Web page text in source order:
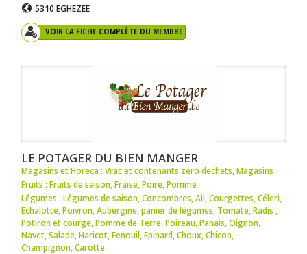
5310 EGHEZEE
VOIR LA FICHE COMPLÈTE DU MEMBRE
LE POTAGER DU BIEN MANGER
Magasins et Horeca : Vrac et contenants zero dechets,Magasins
Fruits : Fruits de saison,Fraise,Poire,Pomme
Légumes : Légumes de saison,Concombres,Ail,Courgettes,Céleri,
Echalotte,Poivron,Aubergine,panier de légumes, Tomate,Radis ,
Potiron et courge,Pomme de Terre,Poireau,Panais,Oignon,
Navet,Salade,Haricot,Fenouil,Epinard,Choux,Chicon,
Champignon,Carotte